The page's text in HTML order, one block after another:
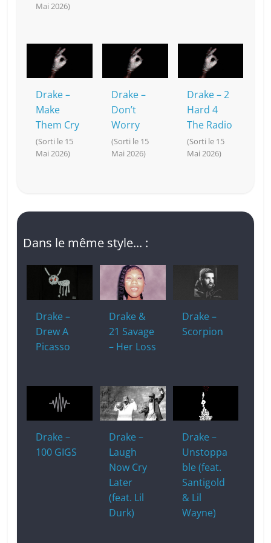
Mai 2026)
Drake –
Make
Them Cry
(Sorti le 15
Mai 2026)
Drake –
Don’t
Worry
(Sorti le 15
Mai 2026)
Drake – 2
Hard 4
The Radio
(Sorti le 15
Mai 2026)
Dans le même style... :
Drake –
Drew A
Picasso
Drake &
21 Savage
– Her Loss
Drake –
Scorpion
Drake –
100 GIGS
Drake –
Laugh
Now Cry
Later
(feat. Lil
Durk)
Drake –
Unstoppa
ble (feat.
Santigold
& Lil
Wayne)